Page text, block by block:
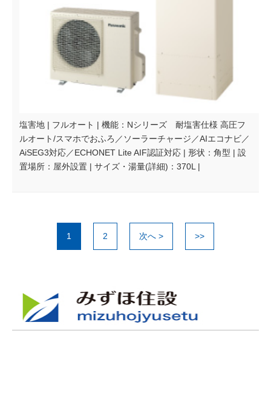
塩害地 | フルオート | 機能：Nシリーズ 耐塩害仕様 高圧フ
ルオート/スマホでおふろ／ソーラーチャージ／AIエコナビ／
AiSEG3対応／ECHONET Lite AIF認証対応 | 形状：角型 | 設
置場所：屋外設置 | サイズ・湯量(詳細)：370L |
1 2 次へ > >>